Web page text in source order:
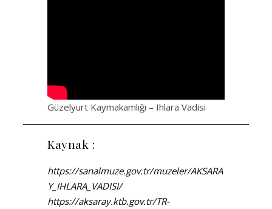
Güzelyurt Kaymakamlığı – Ihlara Vadisi
Kaynak :
https://sanalmuze.gov.tr/muzeler/AKSARA
Y_IHLARA_VADISI/
https://aksaray.ktb.gov.tr/TR-